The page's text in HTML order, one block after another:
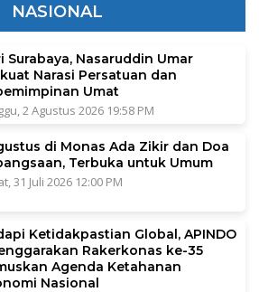
NASIONAL
Surabaya, Nasaruddin Umar
Narasi Persatuan dan
Umat
2 Agustus 2026 19:58 PM
di Monas Ada Zikir dan Doa
Terbuka untuk Umum
31 Juli 2026 12:00 PM
Ketidakpastian Global, APINDO
Rakerkonas ke-35
Agenda Ketahanan
Nasional